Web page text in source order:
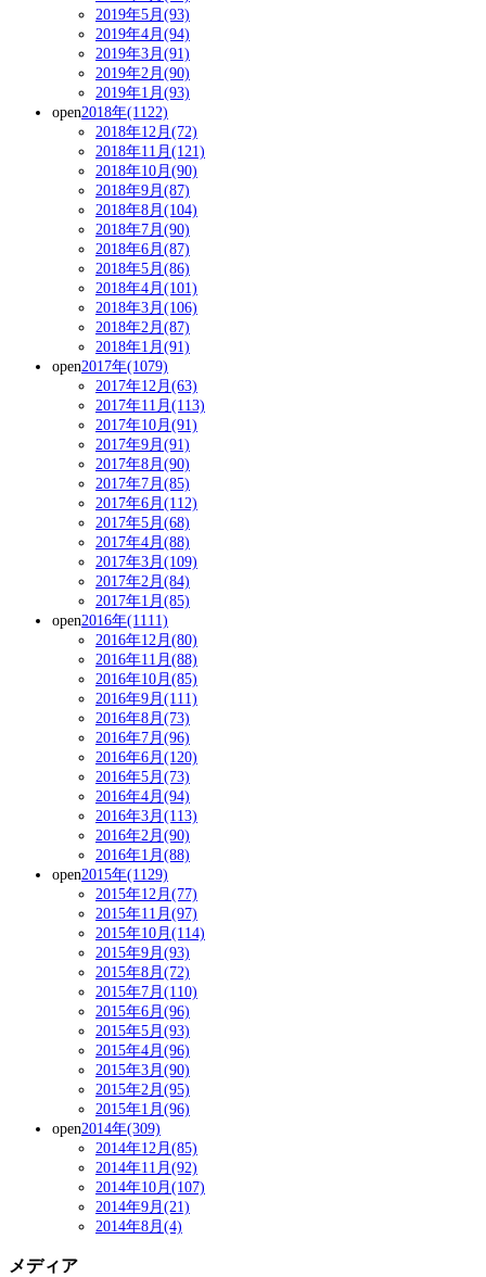
2019年5月(93)
2019年4月(94)
2019年3月(91)
2019年2月(90)
2019年1月(93)
open2018年(1122)
2018年12月(72)
2018年11月(121)
2018年10月(90)
2018年9月(87)
2018年8月(104)
2018年7月(90)
2018年6月(87)
2018年5月(86)
2018年4月(101)
2018年3月(106)
2018年2月(87)
2018年1月(91)
open2017年(1079)
2017年12月(63)
2017年11月(113)
2017年10月(91)
2017年9月(91)
2017年8月(90)
2017年7月(85)
2017年6月(112)
2017年5月(68)
2017年4月(88)
2017年3月(109)
2017年2月(84)
2017年1月(85)
open2016年(1111)
2016年12月(80)
2016年11月(88)
2016年10月(85)
2016年9月(111)
2016年8月(73)
2016年7月(96)
2016年6月(120)
2016年5月(73)
2016年4月(94)
2016年3月(113)
2016年2月(90)
2016年1月(88)
open2015年(1129)
2015年12月(77)
2015年11月(97)
2015年10月(114)
2015年9月(93)
2015年8月(72)
2015年7月(110)
2015年6月(96)
2015年5月(93)
2015年4月(96)
2015年3月(90)
2015年2月(95)
2015年1月(96)
open2014年(309)
2014年12月(85)
2014年11月(92)
2014年10月(107)
2014年9月(21)
2014年8月(4)
メディア